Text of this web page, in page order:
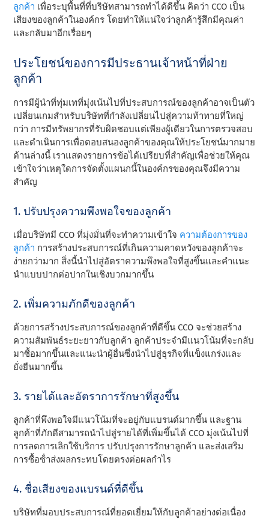
ลูกค้า เพื่อระบุพื้นที่ที่บริษัทสามารถทําได้ดีขึ้น คิดว่า CCO เป็น
เสียงของลูกค้าในองค์กร โดยทําให้แน่ใจว่าลูกค้ารู้สึกมีคุณค่า
และกลับมาอีกเรื่อยๆ
ประโยชน์ของการมีประธานเจ้าหน้าที่ฝ่าย
ลูกค้า
การมีผู้นําที่ทุ่มเทที่มุ่งเน้นไปที่ประสบการณ์ของลูกค้าอาจเป็นตัว
เปลี่ยนเกมสําหรับบริษัทที่กําลังเปลี่ยนไปสู่ความท้าทายที่ใหญ่
กว่า การมีทรัพยากรที่รับผิดชอบแต่เพียงผู้เดียวในการตรวจสอบ
และดําเนินการเพื่อตอบสนองลูกค้าของคุณให้ประโยชน์มากมาย
ด้านล่างนี้ เราแสดงรายการข้อได้เปรียบที่สําคัญเพื่อช่วยให้คุณ
เข้าใจว่าเหตุใดการจัดตั้งแผนกนี้ในองค์กรของคุณจึงมีความ
สําคัญ
1. ปรับปรุงความพึงพอใจของลูกค้า
เมื่อบริษัทมี CCO ที่มุ่งมั่นที่จะทําความเข้าใจ ความต้องการของ
ลูกค้า การสร้างประสบการณ์ที่เกินความคาดหวังของลูกค้าจะ
ง่ายกว่ามาก สิ่งนี้นําไปสู่อัตราความพึงพอใจที่สูงขึ้นและคําแนะ
นําแบบปากต่อปากในเชิงบวกมากขึ้น
2. เพิ่มความภักดีของลูกค้า
ด้วยการสร้างประสบการณ์ของลูกค้าที่ดีขึ้น CCO จะช่วยสร้าง
ความสัมพันธ์ระยะยาวกับลูกค้า ลูกค้าประจํามีแนวโน้มที่จะกลับ
มาซื้อมากขึ้นและแนะนําผู้อื่นซึ่งนําไปสู่ธุรกิจที่แข็งแกร่งและ
ยั่งยืนมากขึ้น
3. รายได้และอัตราการรักษาที่สูงขึ้น
ลูกค้าที่พึงพอใจมีแนวโน้มที่จะอยู่กับแบรนด์มากขึ้น และฐาน
ลูกค้าที่ภักดีสามารถนําไปสู่รายได้ที่เพิ่มขึ้นได้ CCO มุ่งเน้นไปที่
การลดการเลิกใช้บริการ ปรับปรุงการรักษาลูกค้า และส่งเสริม
การซื้อซ้ําส่งผลกระทบโดยตรงต่อผลกําไร
4. ชื่อเสียงของแบรนด์ที่ดีขึ้น
บริษัทที่มอบประสบการณ์ที่ยอดเยี่ยมให้กับลูกค้าอย่างต่อเนื่อง